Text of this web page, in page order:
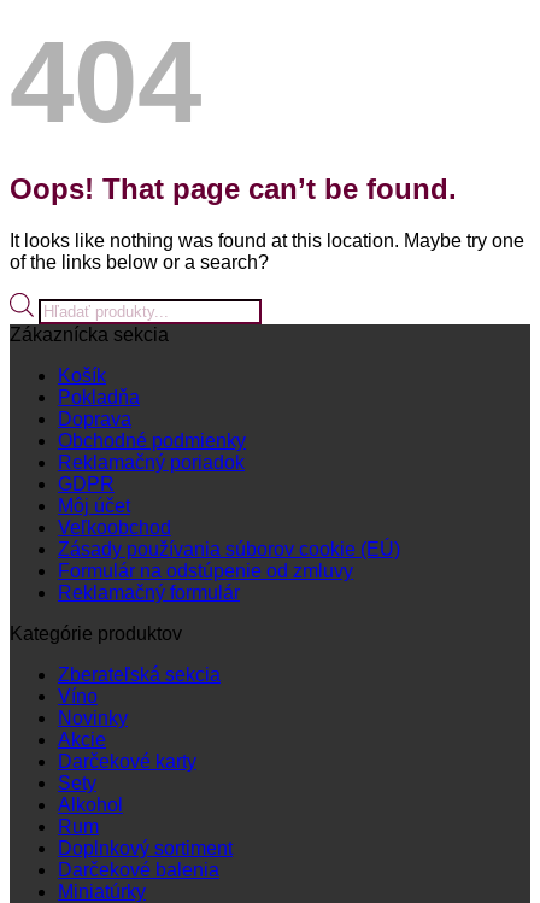
404
Oops! That page can’t be found.
It looks like nothing was found at this location. Maybe try one
of the links below or a search?
Products
search
Zákaznícka sekcia
Košík
Pokladňa
Doprava
Obchodné podmienky
Reklamačný poriadok
GDPR
Môj účet
Veľkoobchod
Zásady používania súborov cookie (EÚ)
Formulár na odstúpenie od zmluvy
Reklamačný formulár
Kategórie produktov
Zberateľská sekcia
Víno
Novinky
Akcie
Darčekové karty
Sety
Alkohol
Rum
Doplnkový sortiment
Darčekové balenia
Miniatúrky